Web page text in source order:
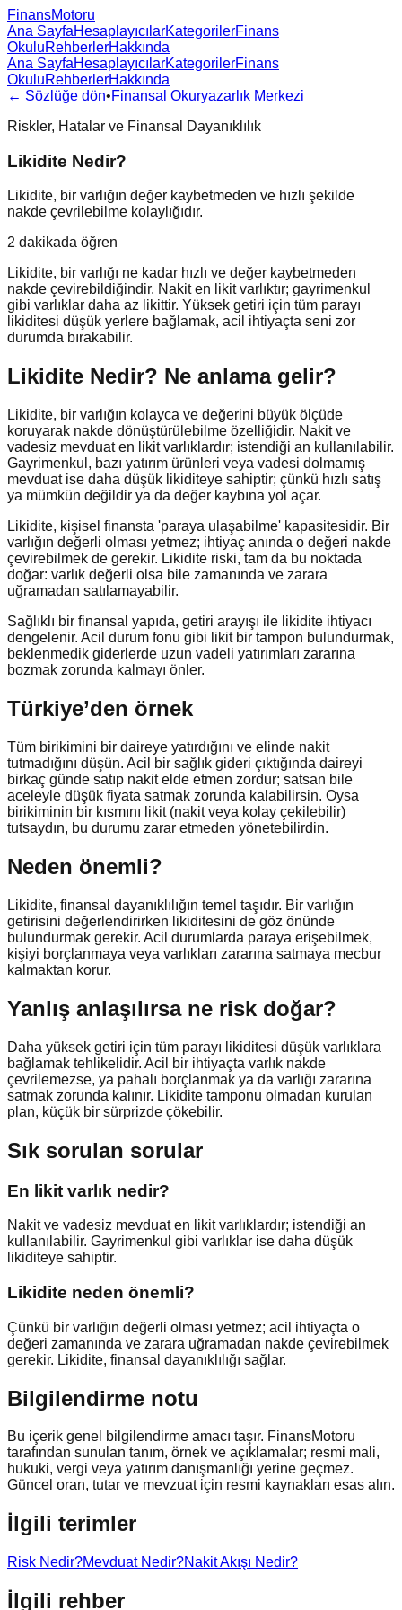
FinansMotoru
Ana SayfaHesaplayıcılarKategorilerFinans
OkuluRehberlerHakkında
Ana SayfaHesaplayıcılarKategorilerFinans
OkuluRehberlerHakkında
← Sözlüğe dön•Finansal Okuryazarlık Merkezi
Riskler, Hatalar ve Finansal Dayanıklılık
Likidite Nedir?
Likidite, bir varlığın değer kaybetmeden ve hızlı şekilde
nakde çevrilebilme kolaylığıdır.
2 dakikada öğren
Likidite, bir varlığı ne kadar hızlı ve değer kaybetmeden
nakde çevirebildiğindir. Nakit en likit varlıktır; gayrimenkul
gibi varlıklar daha az likittir. Yüksek getiri için tüm parayı
likiditesi düşük yerlere bağlamak, acil ihtiyaçta seni zor
durumda bırakabilir.
Likidite Nedir? Ne anlama gelir?
Likidite, bir varlığın kolayca ve değerini büyük ölçüde
koruyarak nakde dönüştürülebilme özelliğidir. Nakit ve
vadesiz mevduat en likit varlıklardır; istendiği an kullanılabilir.
Gayrimenkul, bazı yatırım ürünleri veya vadesi dolmamış
mevduat ise daha düşük likiditeye sahiptir; çünkü hızlı satış
ya mümkün değildir ya da değer kaybına yol açar.
Likidite, kişisel finansta 'paraya ulaşabilme' kapasitesidir. Bir
varlığın değerli olması yetmez; ihtiyaç anında o değeri nakde
çevirebilmek de gerekir. Likidite riski, tam da bu noktada
doğar: varlık değerli olsa bile zamanında ve zarara
uğramadan satılamayabilir.
Sağlıklı bir finansal yapıda, getiri arayışı ile likidite ihtiyacı
dengelenir. Acil durum fonu gibi likit bir tampon bulundurmak,
beklenmedik giderlerde uzun vadeli yatırımları zararına
bozmak zorunda kalmayı önler.
Türkiye’den örnek
Tüm birikimini bir daireye yatırdığını ve elinde nakit
tutmadığını düşün. Acil bir sağlık gideri çıktığında daireyi
birkaç günde satıp nakit elde etmen zordur; satsan bile
aceleyle düşük fiyata satmak zorunda kalabilirsin. Oysa
birikiminin bir kısmını likit (nakit veya kolay çekilebilir)
tutsaydın, bu durumu zarar etmeden yönetebilirdin.
Neden önemli?
Likidite, finansal dayanıklılığın temel taşıdır. Bir varlığın
getirisini değerlendirirken likiditesini de göz önünde
bulundurmak gerekir. Acil durumlarda paraya erişebilmek,
kişiyi borçlanmaya veya varlıkları zararına satmaya mecbur
kalmaktan korur.
Yanlış anlaşılırsa ne risk doğar?
Daha yüksek getiri için tüm parayı likiditesi düşük varlıklara
bağlamak tehlikelidir. Acil bir ihtiyaçta varlık nakde
çevrilemezse, ya pahalı borçlanmak ya da varlığı zararına
satmak zorunda kalınır. Likidite tamponu olmadan kurulan
plan, küçük bir sürprizde çökebilir.
Sık sorulan sorular
En likit varlık nedir?
Nakit ve vadesiz mevduat en likit varlıklardır; istendiği an
kullanılabilir. Gayrimenkul gibi varlıklar ise daha düşük
likiditeye sahiptir.
Likidite neden önemli?
Çünkü bir varlığın değerli olması yetmez; acil ihtiyaçta o
değeri zamanında ve zarara uğramadan nakde çevirebilmek
gerekir. Likidite, finansal dayanıklılığı sağlar.
Bilgilendirme notu
Bu içerik genel bilgilendirme amacı taşır. FinansMotoru
tarafından sunulan tanım, örnek ve açıklamalar; resmi mali,
hukuki, vergi veya yatırım danışmanlığı yerine geçmez.
Güncel oran, tutar ve mevzuat için resmi kaynakları esas alın.
İlgili terimler
Risk Nedir?Mevduat Nedir?Nakit Akışı Nedir?
İlgili rehber